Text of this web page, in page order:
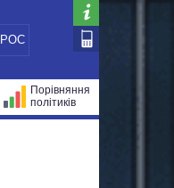
РОС
Порівняння
політиків